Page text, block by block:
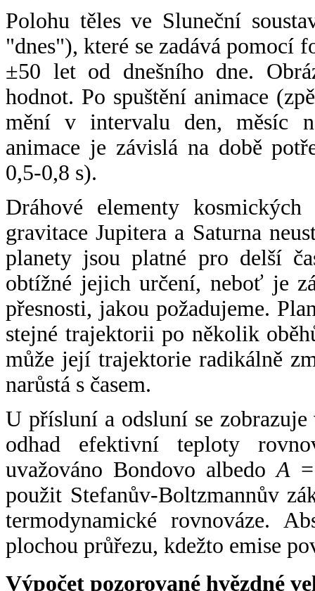
Polohu těles ve Sluneční
"dnes"), které se zadává pomocí
±50 let od dnešního dne.
hodnot. Po spuštění animace
mění v intervalu den, měsíc
animace je závislá na době
0,5-0,8 s).
Dráhové elementy
gravitace Jupitera a Saturna
planety jsou platné pro delší
obtížné jejich určení, neboť je
přesnosti, jakou požadujeme.
stejné trajektorii po několik
může její trajektorie radikálně
narůstá s časem.
U přísluní a odsluní se
odhad efektivní teploty
uvažováno Bondovo albedoA
použit Stefanův-Boltzmannův
termodynamické rovnováze.
plochou průřezu, kdežto emise
Výpočet pozorované hvězdné